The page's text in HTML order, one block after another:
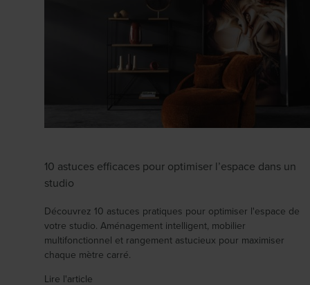
10 astuces efficaces pour optimiser l’espace dans un
studio
Découvrez 10 astuces pratiques pour optimiser l'espace de
votre studio. Aménagement intelligent, mobilier
multifonctionnel et rangement astucieux pour maximiser
chaque mètre carré.
Lire l'article